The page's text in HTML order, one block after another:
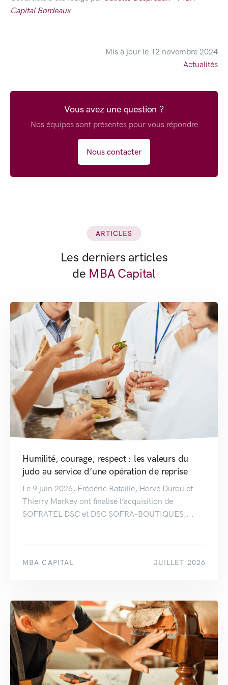
Capital Bordeaux
Mis à jour le 12 novembre 2024
Actualités
Vous avez une question ?
Nos équipes sont présentes pour vous répondre
Nous contacter
ARTICLES
Les derniers articles
de MBA Capital
Humilité, courage, respect : les valeurs du
judo au service d’une opération de reprise
Le 9 juin 2026, Frédéric Bataille, Hervé Durou et
Thierry Markey ont finalisé l’acquisition de
SOFRATEL DSC et DSC SOFRA-BOUTIQUES,...
MBA CAPITAL JUILLET 2026